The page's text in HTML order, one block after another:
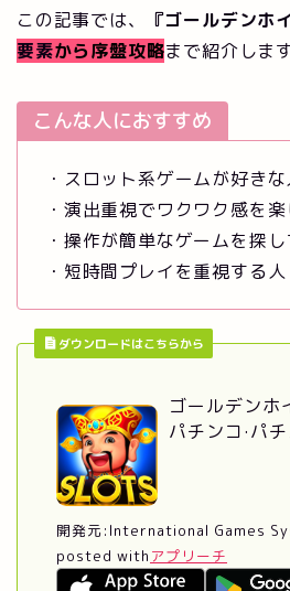
この記事では、 『ゴールデンホ
要素から序盤攻略まで紹介しま
こんな人におすすめ
・スロット系ゲームが好きな
・演出重視でワクワク感を
・操作が簡単なゲームを探
・短時間プレイを重視する人
ダウンロードはこちらから
ゴールデンホ
パチンコ·パ
開発元: International Games
posted with アプリーチ